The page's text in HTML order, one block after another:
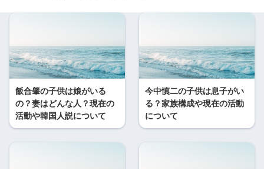
飯合肇の子供は娘がいる
の？妻はどんな人？現在の
活動や韓国人説について
今中慎二の子供は息子がい
る？家族構成や現在の活動
について